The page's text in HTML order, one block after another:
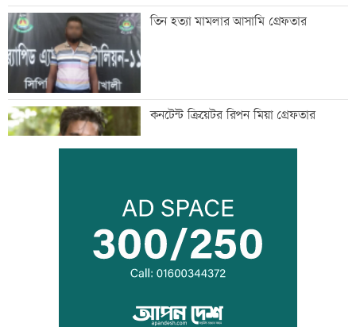
তিন হত্যা মামলার আসামি গ্রেফতার
কনটেন্ট ক্রিয়েটর রিপন মিয়া গ্রেফতার
মানবিক মূল্যবোধসম্পন্ন বিচারকের অভাব:
আইনমন্ত্রী
রোববার চট্টগ্রামে যাচ্ছেন প্রধানমন্ত্রী